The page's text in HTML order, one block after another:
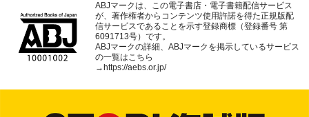
ABJマークは、この電子書店・電子書籍配信サービス
が、著作権者からコンテンツ使用許諾を得た正規版配
信サービスであることを示す登録商標（登録番号 第
6091713号）です。
ABJマークの詳細、ABJマークを掲示しているサービス
の一覧はこちら
→ https://aebs.or.jp/